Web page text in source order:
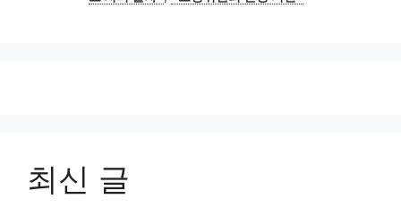
최신 글